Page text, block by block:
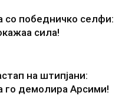
со победничко селфи:
сила!
на штипјани:
го демолира Арсими!